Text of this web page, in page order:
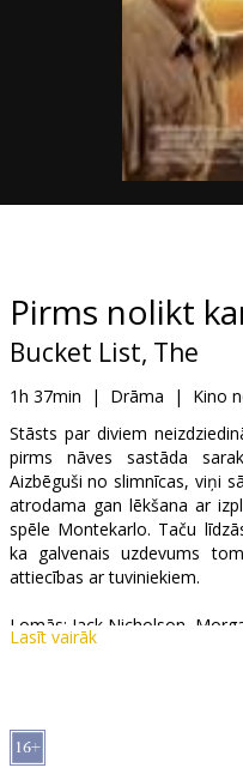
Dāvanu
B2B
Kino
Klubs
Pirms nolikt
Bucket List, The
1h 37min | Drāma | Kino
Stāsts par diviem
pirms nāves sastāda
Aizbēguši no slimnīcas, viņi
atrodama gan lēkšana ar
spēle Montekarlo. Taču
ka galvenais uzdevums
attiecības ar tuviniekiem.
Lomās: Jack Nicholson,
Lasīt vairāk